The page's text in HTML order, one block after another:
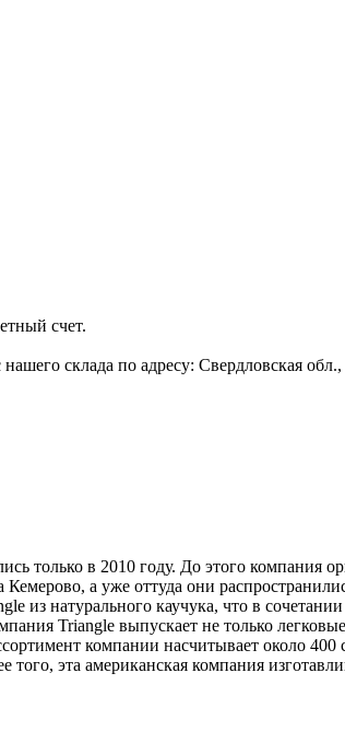
счет.
склада по адресу: Свердловская
только в 2010 году. До этого компания
а уже оттуда они
из натурального каучука, что в
Triangle выпускает не только
компании насчитывает около
того, эта американская компания